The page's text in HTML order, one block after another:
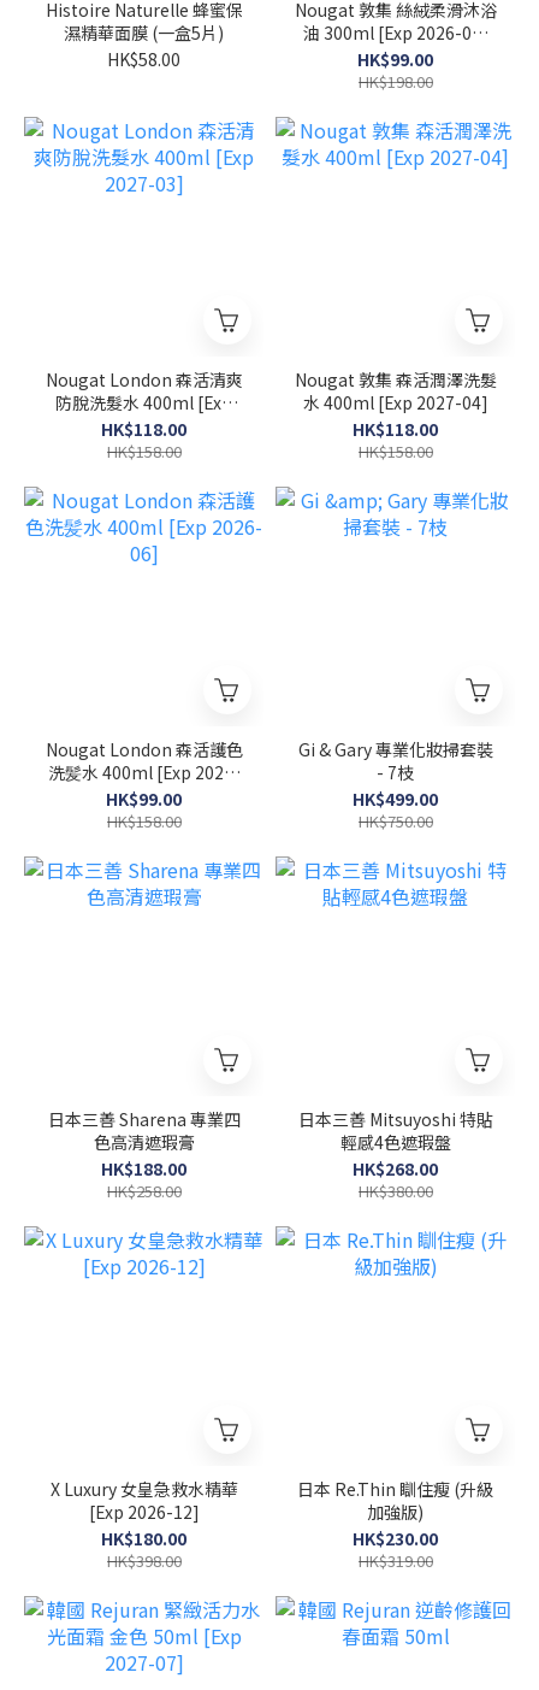
Histoire Naturelle 蜂蜜保
濕精華面膜 (一盒5片)
HK$58.00
Nougat 敦集 絲絨柔滑沐浴
油 300ml [Exp 2026-07-
30]
HK$99.00
HK$198.00
Nougat London 森活清爽
防脫洗髮水 400ml [Exp
2027-03]
HK$118.00
HK$158.00
Nougat 敦集 森活潤澤洗髮
水 400ml [Exp 2027-04]
HK$118.00
HK$158.00
Nougat London 森活護色
洗髪水 400ml [Exp 2026-
06]
HK$99.00
HK$158.00
Gi & Gary 專業化妝掃套裝
- 7枝
HK$499.00
HK$750.00
日本三善 Sharena 專業四
色高清遮瑕膏
HK$188.00
HK$258.00
日本三善 Mitsuyoshi 特貼
輕感4色遮瑕盤
HK$268.00
HK$380.00
X Luxury 女皇急救水精華
[Exp 2026-12]
HK$180.00
HK$398.00
日本 Re.Thin 瞓住瘦 (升級
加強版)
HK$230.00
HK$319.00